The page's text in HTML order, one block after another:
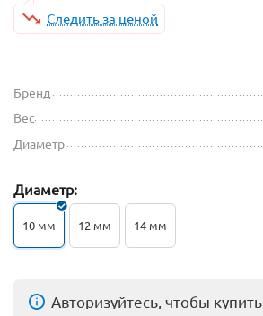
Следить за ценой
Бренд
Вес
Диаметр
Диаметр:
10 мм 12 мм 14 мм
Авторизуйтесь, чтобы купить